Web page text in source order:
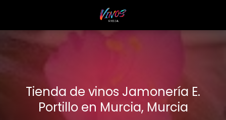
Tienda de vinos Jamonería E.
Portillo en Murcia, Murcia